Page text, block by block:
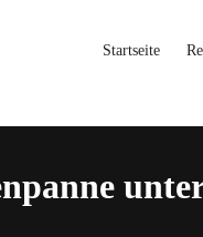
Startseite